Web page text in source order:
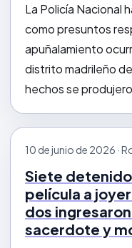
La Policía Nacional
como presuntos
apuñalamiento
distrito madrileño
hechos se
10 de junio de 2026 ·
Siete
película a
dos
sacerdote y